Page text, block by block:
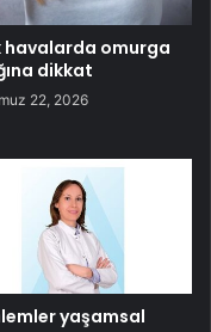
havalarda omurga
dikkat
22, 2026
yaşamsal